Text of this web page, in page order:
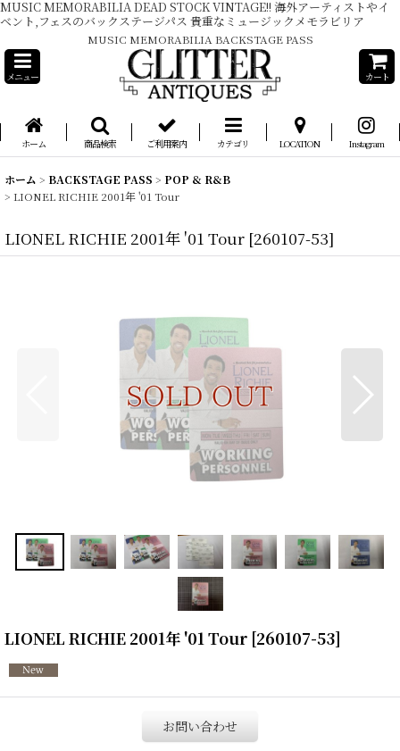
MUSIC MEMORABILIA DEAD STOCK VINTAGE!! 海外アーティストやイ
ベント,フェスのバックステージパス 貴重なミュージックメモラビリア
MUSIC MEMORABILIA BACKSTAGE PASS
メニュー カート
ホーム 商品検索 ご利用案内 カテゴリ LOCATION Instagram
ホーム > BACKSTAGE PASS > POP & R&B
> LIONEL RICHIE 2001年 '01 Tour
LIONEL RICHIE 2001年 '01 Tour [260107-53]
LIONEL RICHIE 2001年 '01 Tour [260107-53]
お問い合わせ